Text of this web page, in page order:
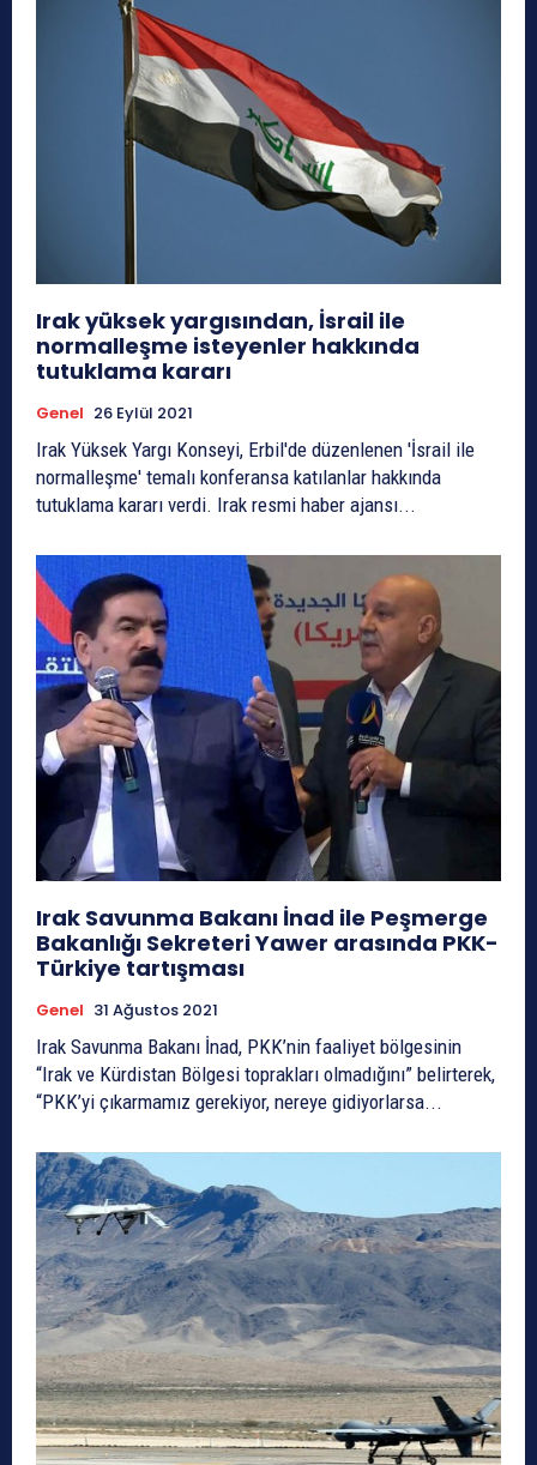
Irak yüksek yargısından, İsrail ile
normalleşme isteyenler hakkında
tutuklama kararı
Genel 26 Eylül 2021
Irak Yüksek Yargı Konseyi, Erbil'de düzenlenen 'İsrail ile
normalleşme' temalı konferansa katılanlar hakkında
tutuklama kararı verdi. Irak resmi haber ajansı...
Irak Savunma Bakanı İnad ile Peşmerge
Bakanlığı Sekreteri Yawer arasında PKK-
Türkiye tartışması
Genel 31 Ağustos 2021
Irak Savunma Bakanı İnad, PKK’nin faaliyet bölgesinin
“Irak ve Kürdistan Bölgesi toprakları olmadığını” belirterek,
“PKK’yi çıkarmamız gerekiyor, nereye gidiyorlarsa...